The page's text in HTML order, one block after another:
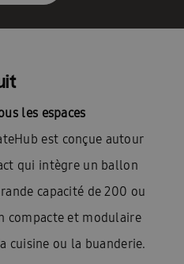
les espaces
est conçue autour
qui intègre un ballon
capacité de 200 ou
compacte et modulaire
cuisine ou la buanderie.